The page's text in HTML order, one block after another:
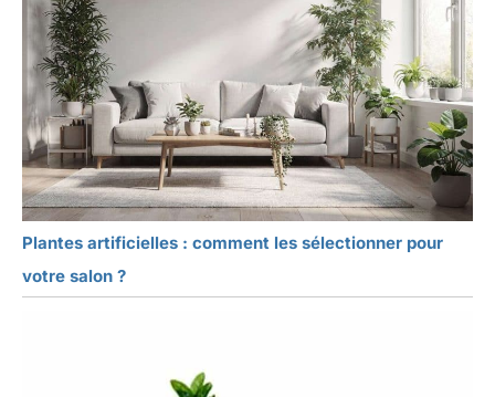
Plantes artificielles : comment les sélectionner pour
votre salon ?